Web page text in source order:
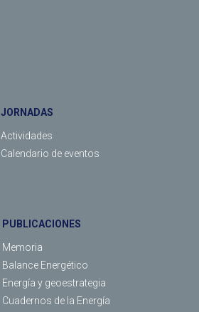
JORNADAS
Actividades
Calendario de eventos
PUBLICACIONES
Memoria
Balance Energético
Energía y geoestrategia
Cuadernos de la Energía